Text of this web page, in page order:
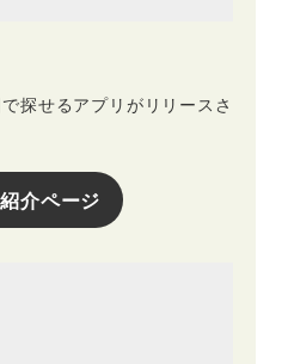
探せるアプリがリリースさ
介ページ